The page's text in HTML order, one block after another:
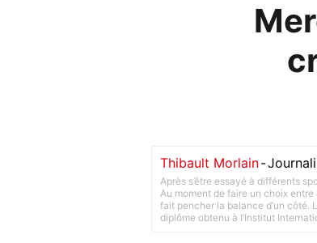
Thibault Morlain-
Après s’être essayé à différents
Au moment de faire un choix
fait pencher la balance d’un côté.
diplôme obtenu à l’Institut